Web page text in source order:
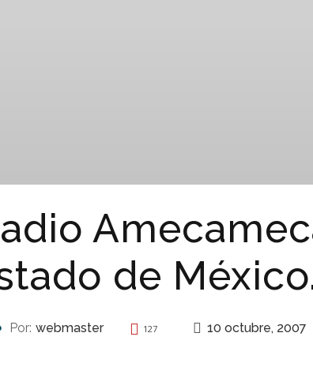
de
Por: webmaster 127 10 octubre, 2007